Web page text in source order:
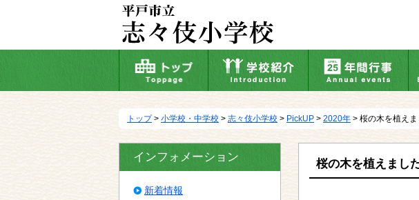
動
トップ> 小学校・中学校 > 志々伎小学校 > PickUP > 2020年 > 桜の木を植えま
桜の木を植えまし
インフォメーション
新着情報